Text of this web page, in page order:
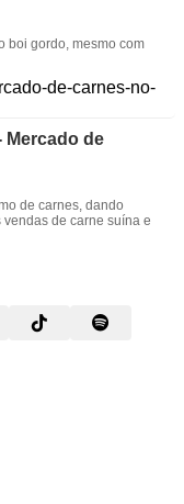
boi gordo, mesmo com
Mercado de
de carnes, dando
de carne suína e